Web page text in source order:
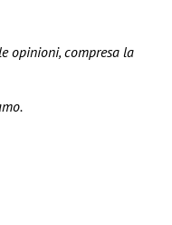
opinioni, compresa la